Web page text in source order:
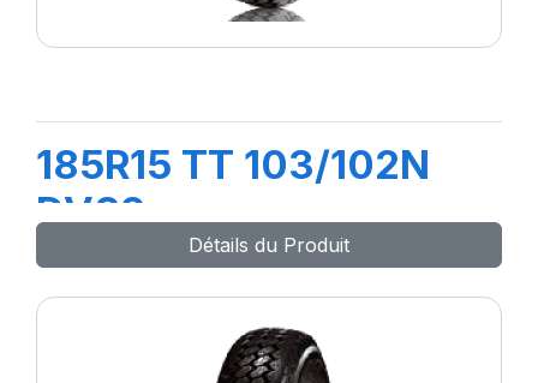
185R15 TT 103/102N
DV82
Détails du Produit